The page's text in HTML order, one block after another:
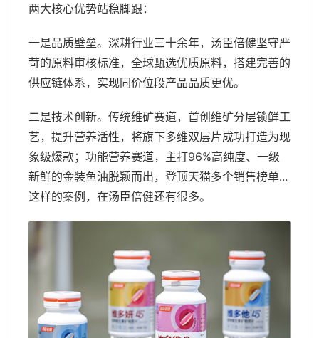
两大核心优势站稳脚跟：
一是品质壁垒。深耕行业三十余年，汤臣倍健坚守严
苛的原料审核标准，全球甄选优质原料，搭建完善的
供应链体系，实现同价位段产品品质更优。
二是技术创新。传统维矿赛道，首创维矿分层锁鲜工
艺，提升营养活性，将旗下多维双层片成功打造为现
象级爆款；功能营养赛道，主打96%高纯度、一级
新鲜的金装鱼油脱颖而出，登顶天猫多个销售榜单...
这样的案例，在汤臣倍健还有很多。